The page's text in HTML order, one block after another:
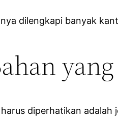
dilengkapi banyak
diperhatikan adalah